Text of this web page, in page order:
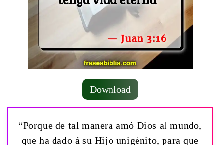
Download
“Porque de tal manera amó Dios al mundo,
que ha dado á su Hijo unigénito, para que